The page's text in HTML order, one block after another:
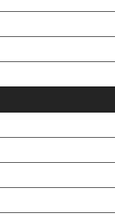
för de som inte kan närvara på
swisha till: